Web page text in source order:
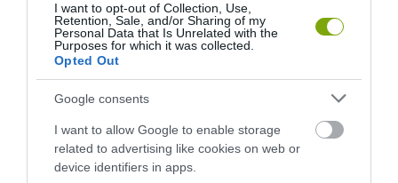
I want to opt-out of Collection, Use,
Retention, Sale, and/or Sharing of my
Personal Data that Is Unrelated with the
Purposes for which it was collected.
Opted Out
Google consents
I want to allow Google to enable storage
related to advertising like cookies on web or
device identifiers in apps.
HŐKUPOLA MAGYARORSZÁG
FELETT: MI EZ A LÁTHATATLAN
FEDŐ, ÉS MI TÖRTÉNIK
BAJBAN VANNAK: A
HÉTKÖZNAPI MADARAK ÉS
ELTŰNÉSE A NAGYOBB
VÉSZJEL